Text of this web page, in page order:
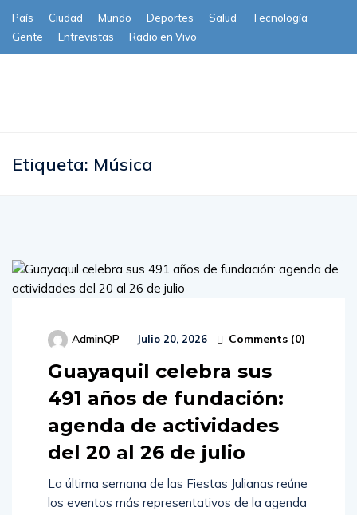
País Ciudad Mundo Deportes Salud
Tecnología
Gente
Entrevistas Radio en Vivo
Etiqueta: Música
AdminQP Julio 20, 2026 Comments (0)
Guayaquil celebra sus
491 años de fundación:
agenda de actividades
del 20 al 26 de julio
La última semana de las Fiestas Julianas reúne
los eventos más representativos de la agenda